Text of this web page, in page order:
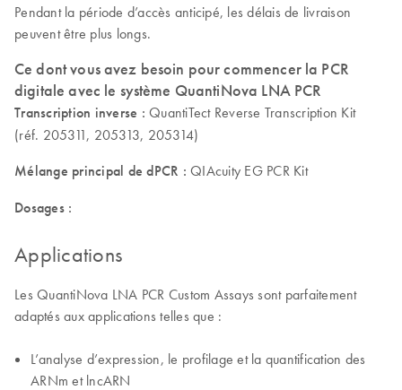
Pendant la période d’accès anticipé, les délais de livraison
peuvent être plus longs.
Ce dont vous avez besoin pour commencer la PCR
digitale avec le système QuantiNova LNA PCR
Transcription inverse : QuantiTect Reverse Transcription Kit
(réf. 205311, 205313, 205314)
Mélange principal de dPCR : QIAcuity EG PCR Kit
Dosages :
Applications
Les QuantiNova LNA PCR Custom Assays sont parfaitement
adaptés aux applications telles que :
L’analyse d’expression, le profilage et la quantification des
ARNm et lncARN